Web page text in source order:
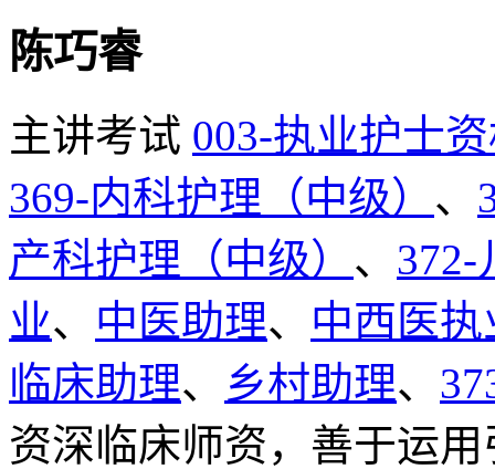
陈巧睿
主讲考试 003-执业护士
369-内科护理（中级） 、
产科护理（中级） 、 372-
业、 中医助理、 中西医执
临床助理、 乡村助理、
资深临床师资，善于运